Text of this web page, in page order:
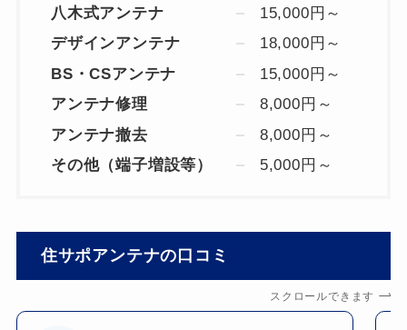
八木式アンテナ
15,000円～
デザインアンテナ
18,000円～
BS・CSアンテナ
15,000円～
アンテナ修理
8,000円～
アンテナ撤去
8,000円～
その他（端子増設等）
5,000円～
住サポアンテナの口コミ
スクロールできます